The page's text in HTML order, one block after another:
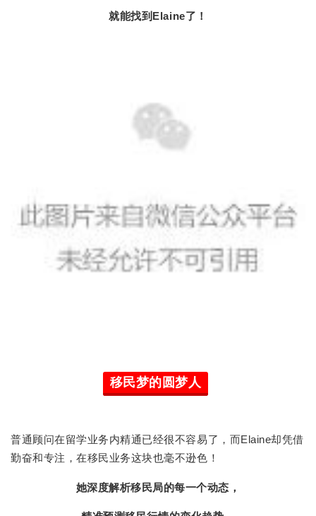
就能找到Elaine了！
移民梦的圆梦人
普通顾问在留学业务内精通已经很不容易了，而Elaine却凭借
勤奋和专注，在移民业务这块也毫不逊色！
她深度解析移民局的每一个动态，